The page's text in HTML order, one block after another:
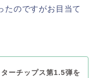
たのですがお目当て
ーチップス第1.5弾を